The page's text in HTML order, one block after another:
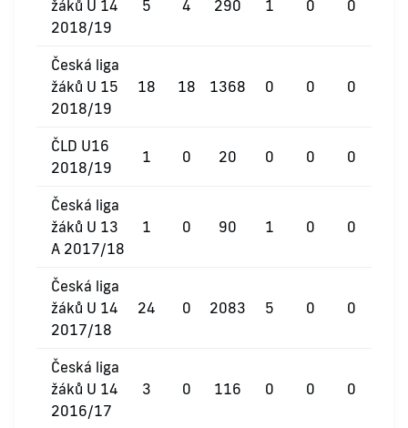
žáků U 14
2018/19
5 4 290 1 0 0
Česká liga
žáků U 15
2018/19
18 18 1368 0 0 0
ČLD U16
2018/19
1 0 20 0 0 0
Česká liga
žáků U 13
A 2017/18
1 0 90 1 0 0
Česká liga
žáků U 14
2017/18
24 0 2083 5 0 0
Česká liga
žáků U 14
2016/17
3 0 116 0 0 0